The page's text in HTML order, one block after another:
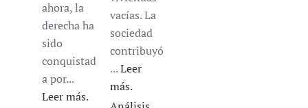
ahora, la
derecha ha
sido
conquistad
a por...
Leer más.
vacías. La
sociedad
contribuyó
...Leer
más.